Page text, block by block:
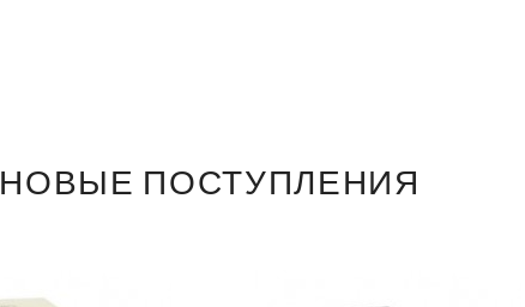
НОВЫЕ ПОСТУПЛЕНИЯ